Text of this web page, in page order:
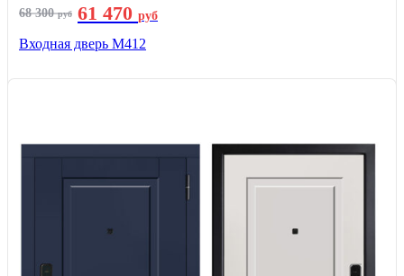
68 300руб 61 470 руб
Входная дверь М412